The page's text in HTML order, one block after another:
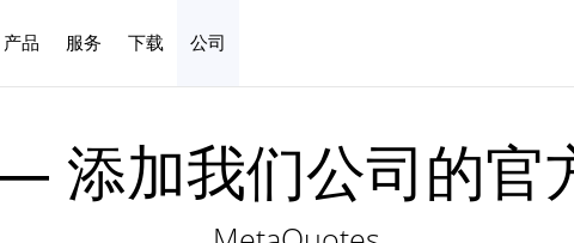
产品 服务 下载 公司
添加我们公司的官